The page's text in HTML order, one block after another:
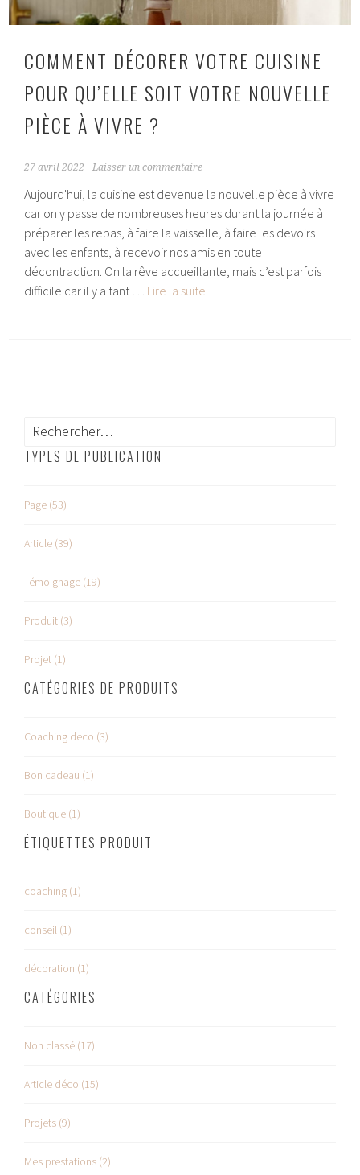
COMMENT DÉCORER VOTRE CUISINE
POUR QU’ELLE SOIT VOTRE NOUVELLE
PIÈCE À VIVRE ?
27 avril 2022 Laisser un commentaire
Aujourd'hui, la cuisine est devenue la nouvelle pièce à vivre
car on y passe de nombreuses heures durant la journée à
préparer les repas, à faire la vaisselle, à faire les devoirs
avec les enfants, à recevoir nos amis en toute
décontraction. On la rêve accueillante, mais c’est parfois
difficile car il y a tant … Lire la suite
Rechercher :
TYPES DE PUBLICATION
Page (53)
Article (39)
Témoignage (19)
Produit (3)
Projet (1)
CATÉGORIES DE PRODUITS
Coaching deco (3)
Bon cadeau (1)
Boutique (1)
ÉTIQUETTES PRODUIT
coaching (1)
conseil (1)
décoration (1)
CATÉGORIES
Non classé (17)
Article déco (15)
Projets (9)
Mes prestations (2)